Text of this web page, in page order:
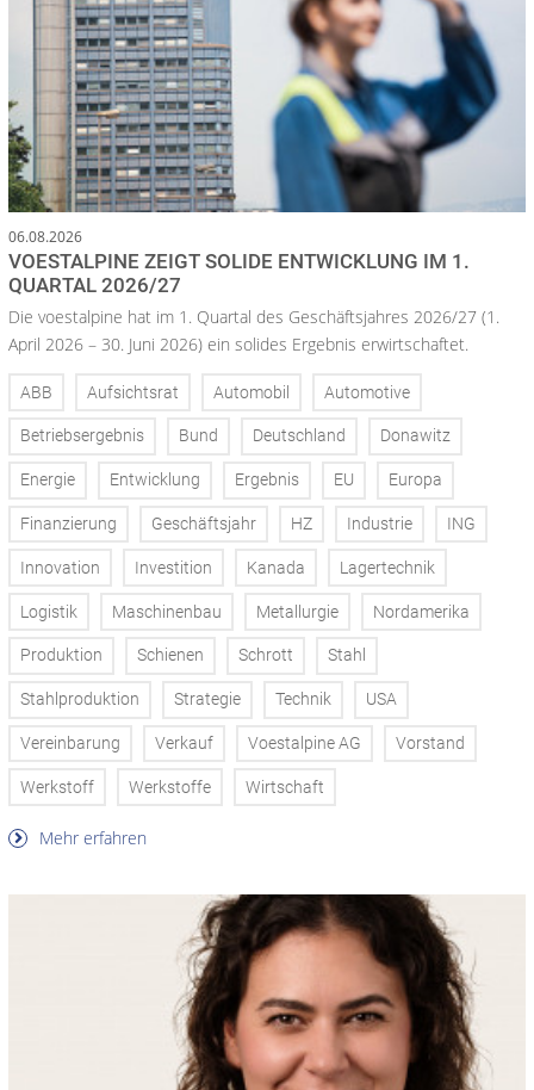
06.08.2026
VOESTALPINE ZEIGT SOLIDE ENTWICKLUNG IM 1.
QUARTAL 2026/27
Die voestalpine hat im 1. Quartal des Geschäftsjahres 2026/27 (1.
April 2026 – 30. Juni 2026) ein solides Ergebnis erwirtschaftet.
ABB Aufsichtsrat Automobil Automotive
Betriebsergebnis Bund Deutschland Donawitz
Energie Entwicklung Ergebnis EU Europa
Finanzierung Geschäftsjahr HZ Industrie ING
Innovation Investition Kanada Lagertechnik
Logistik Maschinenbau Metallurgie Nordamerika
Produktion Schienen Schrott Stahl
Stahlproduktion Strategie Technik USA
Vereinbarung Verkauf Voestalpine AG Vorstand
Werkstoff Werkstoffe Wirtschaft
Mehr erfahren